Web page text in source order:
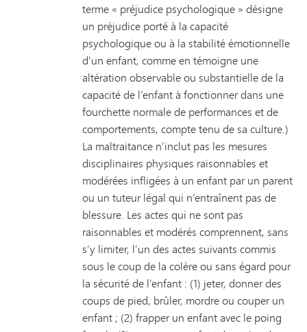
terme « préjudice psychologique » désigne
un préjudice porté à la capacité
psychologique ou à la stabilité émotionnelle
d’un enfant, comme en témoigne une
altération observable ou substantielle de la
capacité de l’enfant à fonctionner dans une
fourchette normale de performances et de
comportements, compte tenu de sa culture.)
La maltraitance n’inclut pas les mesures
disciplinaires physiques raisonnables et
modérées infligées à un enfant par un parent
ou un tuteur légal qui n’entraînent pas de
blessure. Les actes qui ne sont pas
raisonnables et modérés comprennent, sans
s’y limiter, l’un des actes suivants commis
sous le coup de la colère ou sans égard pour
la sécurité de l’enfant : (1) jeter, donner des
coups de pied, brûler, mordre ou couper un
enfant ; (2) frapper un enfant avec le poing